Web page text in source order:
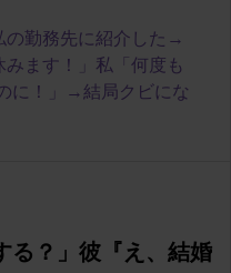
の勤務先に紹介した→
ます！」私「何度も
に！」→結局クビにな
る？」彼『え、結婚